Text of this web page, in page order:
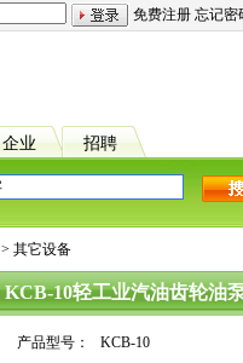
免费注册 忘记密
企业 招聘
> 其它设备
KCB-10轻工业汽油齿轮油
产品型号：
KCB-10